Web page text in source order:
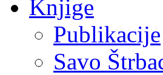
Knjige
Publikacije
Savo